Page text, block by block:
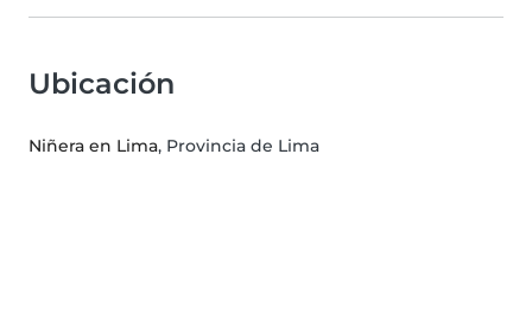
Ubicación
Niñera en Lima, Provincia de Lima